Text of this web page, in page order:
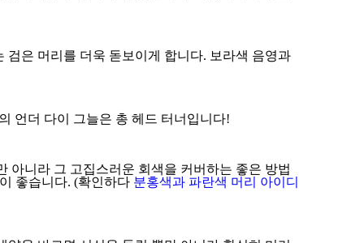
은 머리를 더욱 돋보이게 합니다. 보라색 음영과
언더 다이 그늘은 총 헤드 터너입니다!
아니라 그 고집스러운 회색을 커버하는 좋은 방법
좋습니다. (확인하다 분홍색과 파란색 머리 아이디